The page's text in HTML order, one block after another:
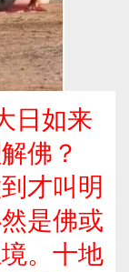
日如来
佛？
才叫明
是佛或
。十地